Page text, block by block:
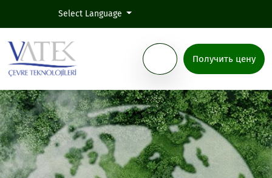
Select Language
Получить цену